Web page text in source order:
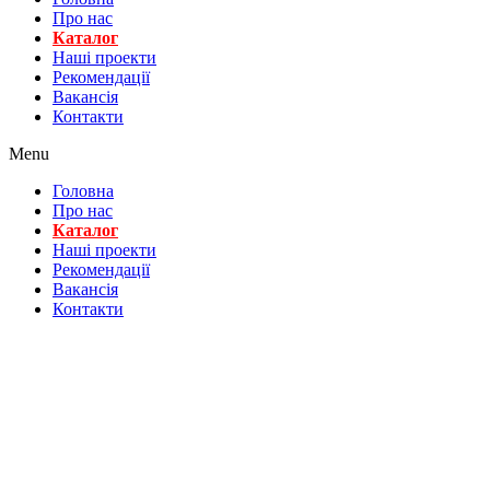
Про нас
Каталог
Нашi проекти
Рекомендації
Вакансiя
Контакти
Menu
Головна
Про нас
Каталог
Нашi проекти
Рекомендації
Вакансiя
Контакти